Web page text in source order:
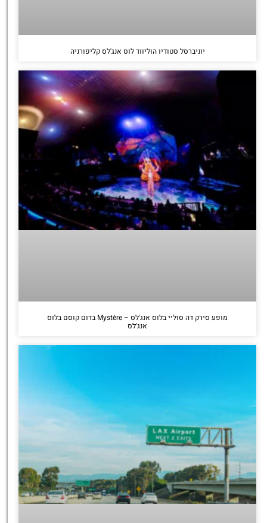
יוניברסל סטודיו הוליווד לוס אנג'לס קליפורניה
מופע סירק דה סוליי בלוס אנג'לס – Mystère בדום קוסם בלוס
אנג'לס